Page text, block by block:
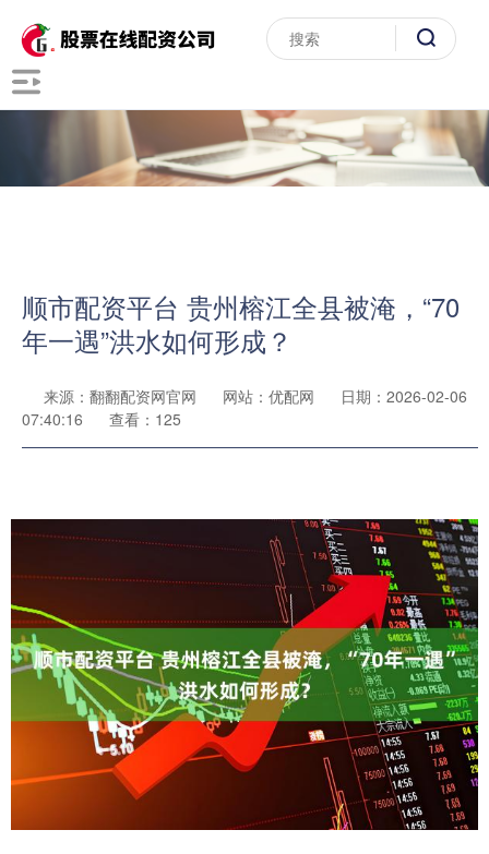
顺市配资平台 贵州榕江全县被淹，“70
年一遇”洪水如何形成？
来源：翻翻配资网官网 网站：优配网
日期：2026-02-06
07:40:16
查看：125